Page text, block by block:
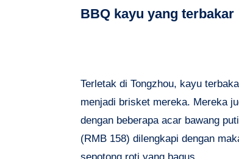
BBQ kayu yang terbakar
Terletak di Tongzhou, kayu
menjadi brisket mereka. Mereka
dengan beberapa acar bawang
(RMB 158) dilengkapi dengan